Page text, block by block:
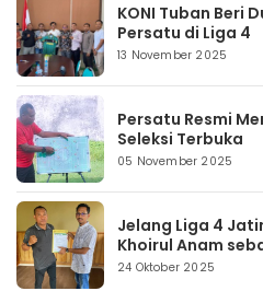
KONI Tuban Beri
Persatu di Liga 4
13 November 2025
Persatu Resmi
Seleksi Terbuka
05 November 2025
Jelang Liga 4
Khoirul Anam
24 Oktober 2025